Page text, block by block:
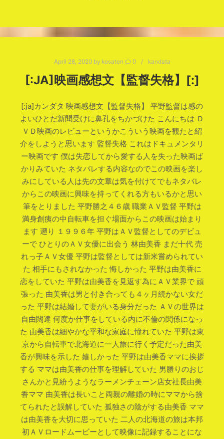
April 28, 2020by kosaten 0 kandata
[:JA]映画感想文【監督失格】[:]
[:ja]カンダタ 映画感想文【監督失格】 平野監督は感の
よいひとだ新聞受けに鼻孔をちかづけた こんにちは Ｄ
ＶＤ映画のレビューというかこういう映画を観たと紹
介をしようと思います 監督失格 これはドキュメンタリ
ー映画です 僕は失恋してから愛する人を失った映画ば
かりみていた ネタバレする内容なのでこの映画を楽し
みにしている人は先の文章は気を付けてでもネタバレ
からこの映画に興味を持ってくれる方もいるかと思い
筆をとりました 平野勝之４６歳 職業ＡＶ監督 平野は
満身創痍の中自転車を担ぐ場面からこの映画は始まり
ます 遡り １９９６年 平野はＡＶ監督としてのデビュ
ーで ひとりのＡＶ女優に出会う 林由美香 まだ十代 売
れっ子ＡＶ女優 平野は監督としては新米嘗められてい
た 相手にもされなかった 悔しかった 平野は由美香に
恋をしていた 平野は由美香を見返す為にＡＶ業界で 頑
張った 由美香は男と付き合っても４ヶ月続かない女だ
った 平野は結婚して妻がいる身分だった ＡＶの世界は
自由闊達 何度か仕事をしている内に不倫の関係になっ
た 由美香は細やかな平和な家庭に憧れていた 平野は東
京から自転車で北海道に一人旅に行く予定だった由美
香が興味を示した 嬉しかった 平野は由美香ママに挨拶
する ママは由美香の仕事を理解していた 男勝りのおじ
さんかと見紛うようなラーメンチェーン店女社長由美
香ママ 由美香は長いこと両親の離婚の時にママから捨
てられたと誤解していた 孤独さの陰がする由美香 ママ
は由美香を大切に思っていた 二人の北海道の旅は本邦
初ＡＶロードムービーとして映像に記録することにな